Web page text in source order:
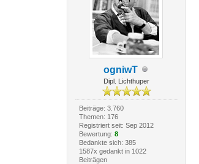
ogniwT
Dipl. Lichthuper
Beiträge: 3.760
Themen: 176
Registriert seit: Sep 2012
Bewertung: 8
Bedankte sich: 385
1587x gedankt in 1022
Beiträgen